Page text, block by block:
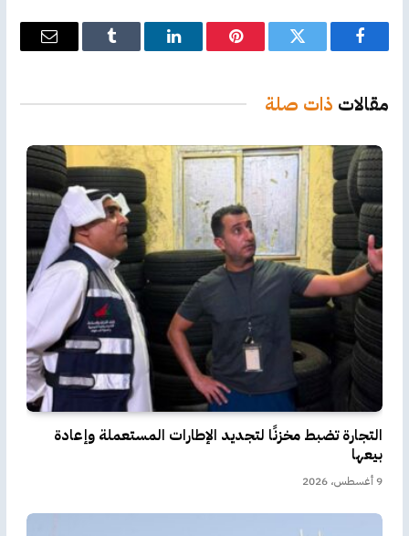
فيسبوك تويتر بينتيريستلينكدإن Tumblr
البريد
مقالات ذات صلة
التجارة تضبط مخزنًا لتجديد الإطارات المستعملة وإعادة
بيعها
9 أغسطس، 2026